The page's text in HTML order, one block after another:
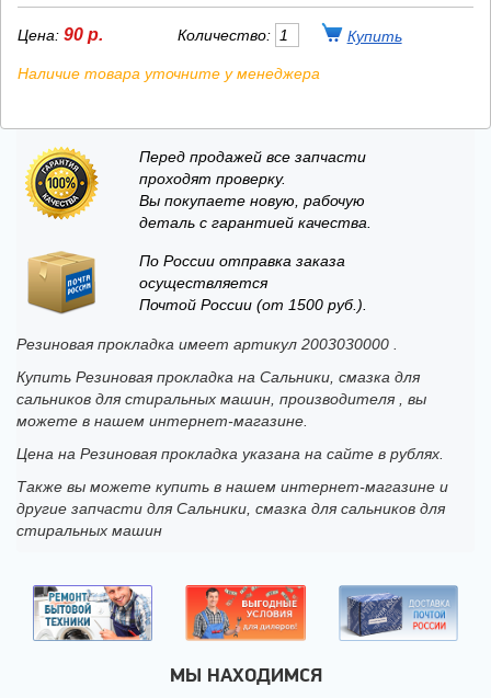
Цена: 90 р. Количество:
Наличие товара уточните у менеджера
Перед продажей все запчасти
проходят проверку.
Вы покупаете новую, рабочую
деталь с гарантией качества.
По России отправка заказа
осуществляется
Почтой России (от 1500 руб.).
Резиновая прокладка имеет артикул 2003030000 .
Купить Резиновая прокладка на Сальники, смазка для
сальников для стиральных машин, производителя , вы
можете в нашем интернет-магазине.
Цена на Резиновая прокладка указана на сайте в рублях.
Также вы можете купить в нашем интернет-магазине и
другие запчасти для Сальники, смазка для сальников для
стиральных машин
МЫ НАХОДИМСЯ